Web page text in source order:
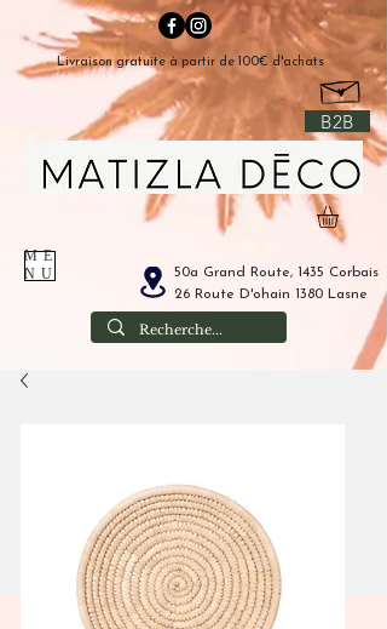
B2B
50a Grand Route, 1435 Corbais
26 Route D'ohain 1380 Lasne
ME
NU
Livraison gratuite à partir de 100€ d'achats